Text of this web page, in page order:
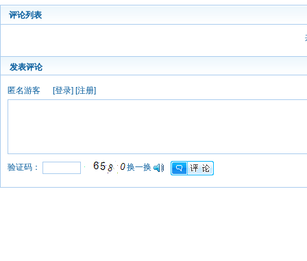
评论列表
发表评论
匿名游客 [登录] [注册]
验证码： 换一换